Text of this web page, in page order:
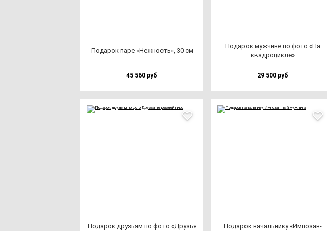
Пода­рок па­ре «Неж­ность», 30 см
45 560 руб
Пода­рок муж­чи­не по фо­то «На
квад­ро­цик­ле»
29 500 руб
Пода­рок друзь­ям по фо­то «Друзья
Пода­рок на­чаль­ни­ку «Импо­зан­